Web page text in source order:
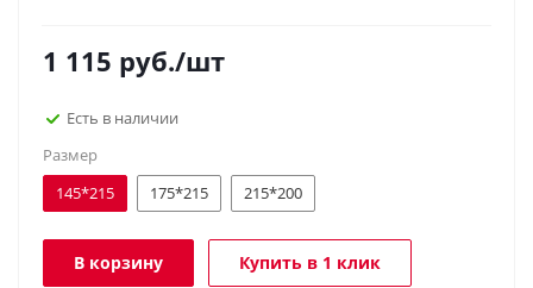
1 115 руб./шт
Есть в наличии
Размер
145*215
175*215 215*200
В корзину Купить в 1 клик